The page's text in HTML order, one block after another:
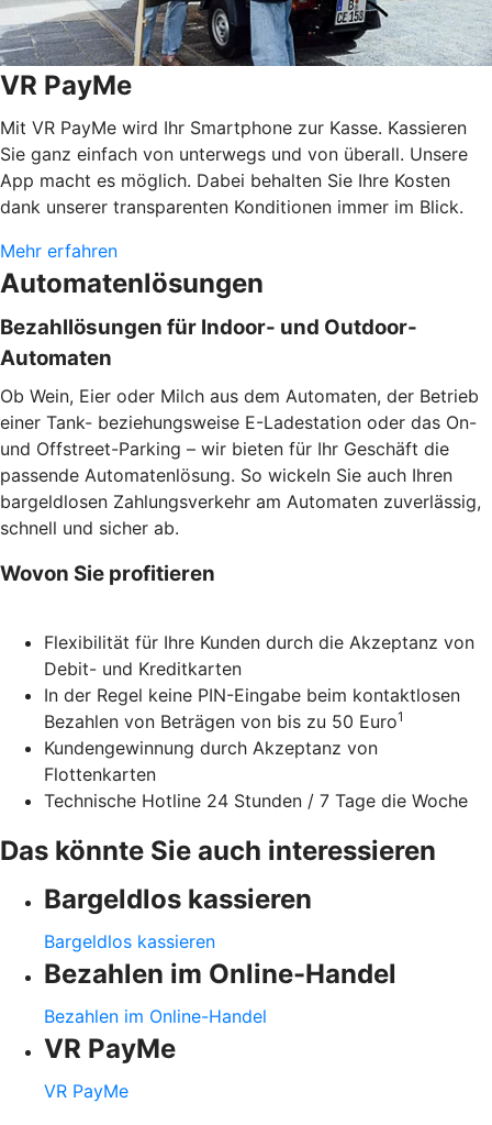
VR PayMe
Mit VR PayMe wird Ihr Smartphone zur Kasse. Kassieren
Sie ganz einfach von unterwegs und von überall. Unsere
App macht es möglich. Dabei behalten Sie Ihre Kosten
dank unserer transparenten Konditionen immer im Blick.
Mehr erfahren
Automatenlösungen
Bezahllösungen für Indoor- und Outdoor-
Automaten
Ob Wein, Eier oder Milch aus dem Automaten, der Betrieb
einer Tank- beziehungsweise E-Ladestation oder das On-
und Offstreet-Parking – wir bieten für Ihr Geschäft die
passende Automatenlösung. So wickeln Sie auch Ihren
bargeldlosen Zahlungsverkehr am Automaten zuverlässig,
schnell und sicher ab.
Wovon Sie profitieren
Flexibilität für Ihre Kunden durch die Akzeptanz von
Debit- und Kreditkarten
In der Regel keine PIN-Eingabe beim kontaktlosen
Bezahlen von Beträgen von bis zu 50 Euro1
Kundengewinnung durch Akzeptanz von
Flottenkarten
Technische Hotline 24 Stunden / 7 Tage die Woche
Das könnte Sie auch interessieren
Bargeldlos kassieren
Bargeldlos kassieren
Bezahlen im Online-Handel
Bezahlen im Online-Handel
VR PayMe
VR PayMe